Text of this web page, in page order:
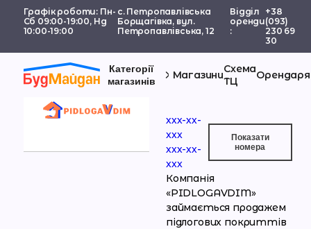
Графік роботи: Пн-
Сб 09:00-19:00, Нд
10:00-19:00
с. Петропавлівська
Борщагівка, вул.
Петропавлівська, 12
Відділ
оренди
:
+38
(093)
230 69
30
Категорії
магазинів
МагазиниСхема
ТЦ
ххх-хх-
xxx
ххх-хх-
xxx
Показати
номерa
Компанія
«PIDLOGAVDIM»
займається продажем
підлогових покриттів